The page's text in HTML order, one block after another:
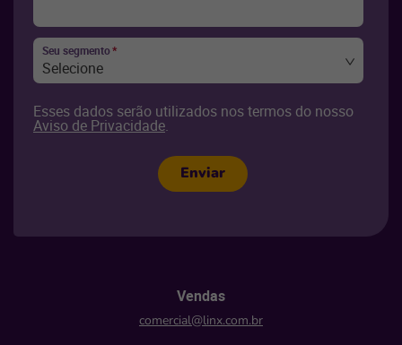
Seu segmento*
Selecione
Esses dados serão utilizados nos termos do nosso
Aviso de Privacidade.
Enviar
Vendas
comercial@linx.com.br